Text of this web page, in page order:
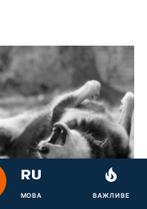
МОВА ВАЖЛИВЕ